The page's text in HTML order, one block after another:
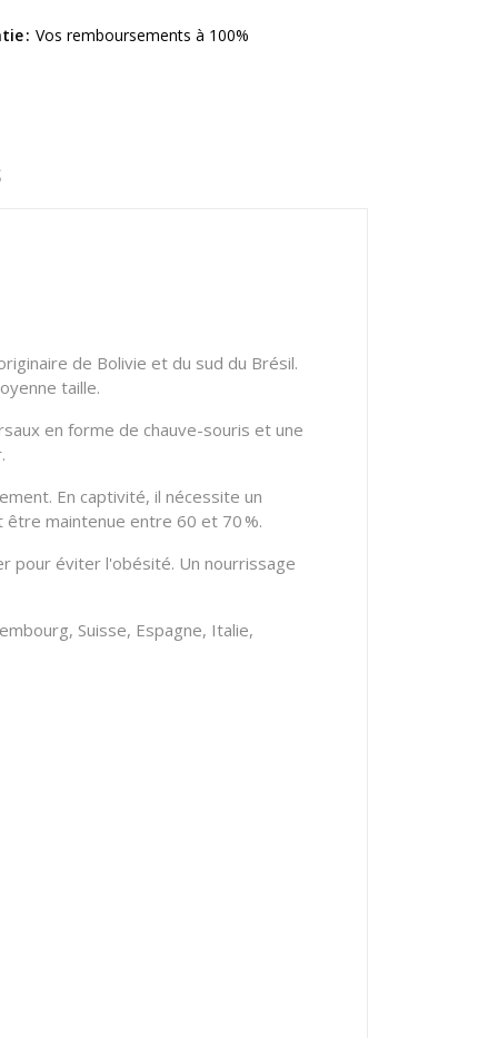
Vos remboursements à 100%
de Bolivie et du sud du Brésil.
taille.
en forme de chauve-souris et une
En captivité, il nécessite un
être maintenue entre 60 et 70 %.
pour éviter l'obésité. Un nourrissage
Suisse, Espagne, Italie,